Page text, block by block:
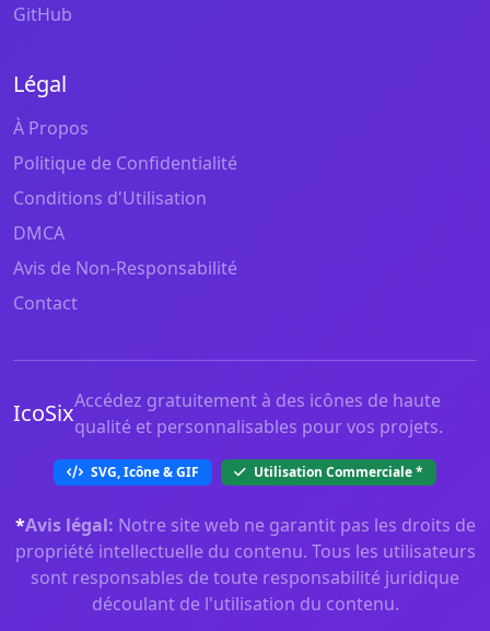
GitHub
Légal
À Propos
Politique de Confidentialité
Conditions d'Utilisation
DMCA
Avis de Non-Responsabilité
Contact
IcoSixAccédez gratuitement à des icônes de haute
qualité et personnalisables pour vos projets.
SVG, Icône & GIF Utilisation Commerciale*
*Avis légal: Notre site web ne garantit pas les droits de
propriété intellectuelle du contenu. Tous les utilisateurs
sont responsables de toute responsabilité juridique
découlant de l'utilisation du contenu.